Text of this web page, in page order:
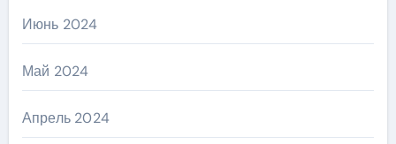
Июнь 2024
Май 2024
Апрель 2024